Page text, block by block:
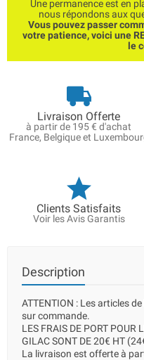
Une permanence est en
nous répondons aux
Vous pouvez passer
votre patience, voici une
le
Livraison Offerte
à partir de 195 € d'achat
France, Belgique et
Clients Satisfaits
Voir les Avis Garantis
Description
ATTENTION : Les articles
sur commande.
LES FRAIS DE PORT POUR
GILAC SONT DE 20€ HT
La livraison est offerte à